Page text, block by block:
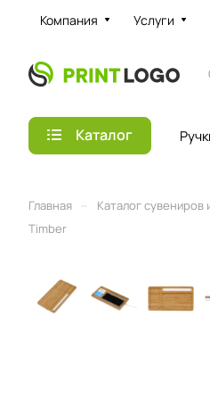
Компания Услуги
Каталог
Главная Каталог
Timber